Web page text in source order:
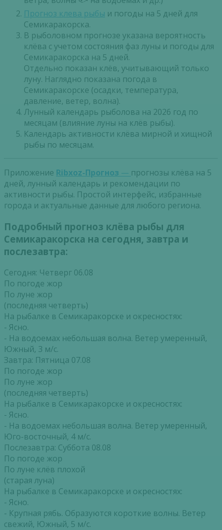
Прогноз клева рыбы и погоды на 5 дней для
Семикаракорска.
В рыболовном прогнозе указана вероятность
клёва с учетом состояния фаз луны и погоды для
Семикаракорска на 5 дней.
Отдельно показан клёв, учитывающий только
луну. Наглядно показана погода в
Семикаракорске (осадки, температура,
давление, ветер, волна).
Лунный календарь рыболова на 2026 год по
месяцам (влияние луны на клёв рыбы).
Календарь активности клёва мирной и хищной
рыбы по месяцам.
Приложение Ribxoz-Прогноз — прогнозы клёва на 5
дней, лунный календарь и рекомендации по
активности рыбы. Простой интерфейс, избранные
города и актуальные данные для любого региона.
Подробный прогноз клёва рыбы для
Семикаракорска на сегодня, завтра и
послезавтра:
Сегодня: Четверг 06.08
По погоде жор
По луне жор
(последняя четверть)
На рыбалке в Семикаракорске и окресностях:
- Ясно.
- На водоемах небольшая волна. Ветер умеренный,
Южный, 3 м/с.
Завтра: Пятница 07.08
По погоде жор
По луне жор
(последняя четверть)
На рыбалке в Семикаракорске и окресностях:
- Ясно.
- На водоемах небольшая волна. Ветер умеренный,
Юго-восточный, 4 м/с.
Послезавтра: Суббота 08.08
По погоде жор
По луне клёв плохой
(старая луна)
На рыбалке в Семикаракорске и окресностях:
- Ясно.
- Крупная рябь. Образуются короткие волны. Ветер
свежий, Южный, 5 м/с.